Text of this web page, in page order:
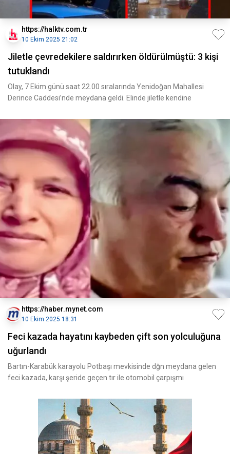
https://halktv.com.tr
10 Ekim 2025 21:02
Jiletle çevredekilere saldırırken öldürülmüştü: 3 kişi
tutuklandı
Olay, 7 Ekim günü saat 22.00 sıralarında Yenidoğan Mahallesi
Derince Caddesi’nde meydana geldi. Elinde jiletle kendine
https://haber.mynet.com
10 Ekim 2025 18:31
Feci kazada hayatını kaybeden çift son yolculuğuna
uğurlandı
Bartın-Karabük karayolu Potbaşı mevkisinde dğn meydana gelen
feci kazada, karşı şeride geçen tır ile otomobil çarpışmı